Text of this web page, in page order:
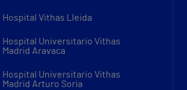
Hospital Vithas Lleida
Hospital Universitario Vithas
Madrid Aravaca
Hospital Universitario Vithas
Madrid Arturo Soria